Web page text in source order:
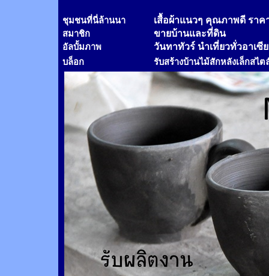
ชุมชนที่นี่ล้านนา เสื้อผ้าแนวๆ คุณภาพดี ราค
สมาชิก ขายบ้านและที่ดิน
อัลบั้มภาพ วันทาทัวร์ นำเที่ยวทั่วอาเซี
บล็อก รับสร้างบ้านไม้สักหลังเล็กสไต